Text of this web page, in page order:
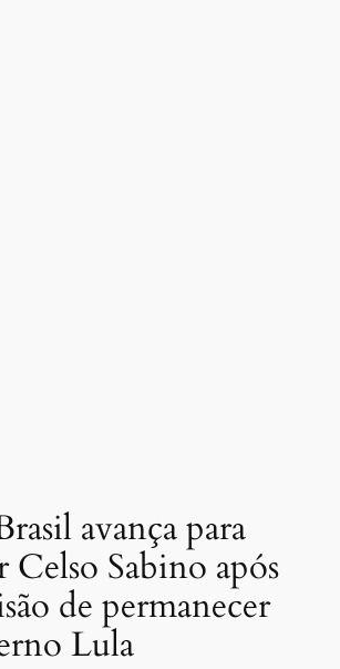
avança para
Celso Sabino após
de permanecer
Lula